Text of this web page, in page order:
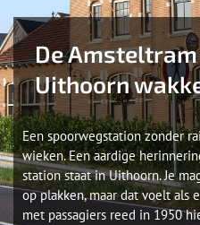
De Amsteltram
Uithoorn
Een spoorwegstation zonder
wieken. Een aardige
station staat in Uithoorn. Je
op plakken, maar dat voelt als
met passagiers reed in 1950